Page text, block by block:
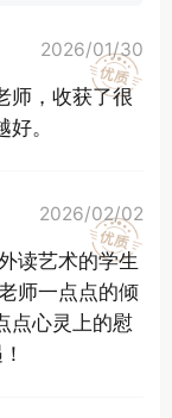
2026/01/30
师，收获了很
。
2026/02/02
读艺术的学生
师一点点的倾
点心灵上的慰